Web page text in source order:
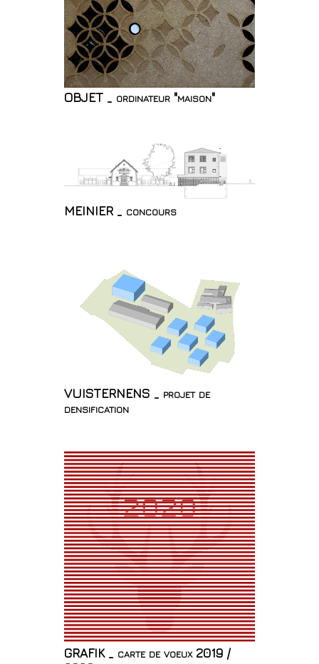
OBJET _ ordinateur "maison"
MEINIER _ concours
VUISTERNENS _ projet de
densification
GRAFIK _ carte de voeux 2019 /